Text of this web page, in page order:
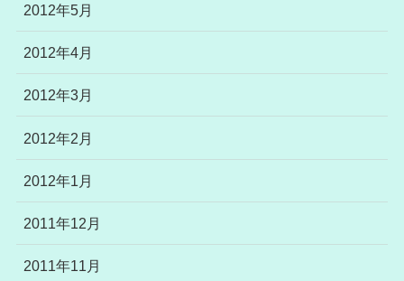
2012年5月
2012年4月
2012年3月
2012年2月
2012年1月
2011年12月
2011年11月